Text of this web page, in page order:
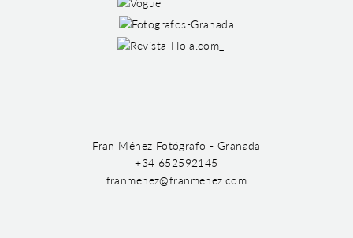
Fran Ménez Fotógrafo - Granada
+34 652592145
franmenez@franmenez.com